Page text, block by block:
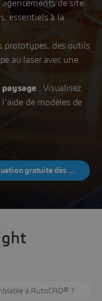
agencements de site
essentiels à la
prototypes, des outils
au laser avec une
: Visualisez
de modèles de
Commencer la version d'évaluation gratuite dès aujourd'hui
à AutoCAD® ?